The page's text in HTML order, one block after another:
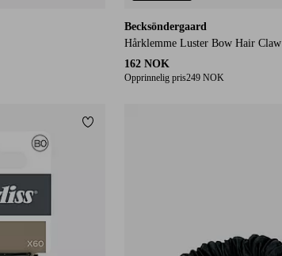
Becksöndergaard
Hårklemme Luster Bow Hair Claw
162 NOK
Opprinnelig pris249 NOK
Legg til favoritter